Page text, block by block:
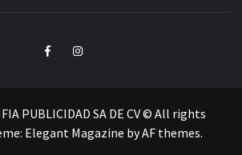
FacebookInstagram
PUBLICIDAD SA DE CV © All rights
Elegant Magazine byAF themes.